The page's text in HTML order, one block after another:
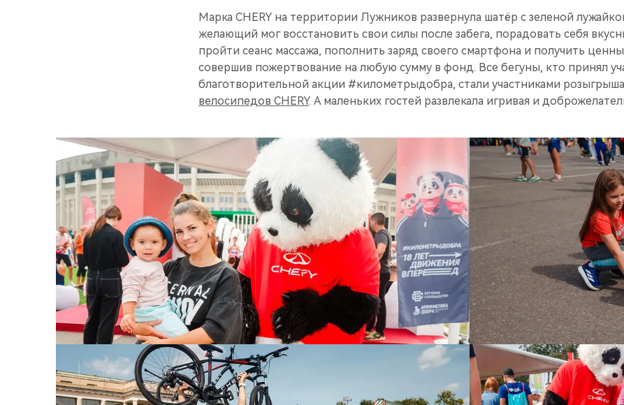
Марка CHERY на территории Лужников развернула шатёр с зеленой
желающий мог восстановить свои силы после забега, порадовать себя
пройти сеанс массажа, пополнить заряд своего смартфона и получить
совершив пожертвование на любую сумму в фонд. Все бегуны, кто принял
благотворительной акции #километрыдобра, стали участниками
велосипедов CHERY. А маленьких гостей развлекала игривая и